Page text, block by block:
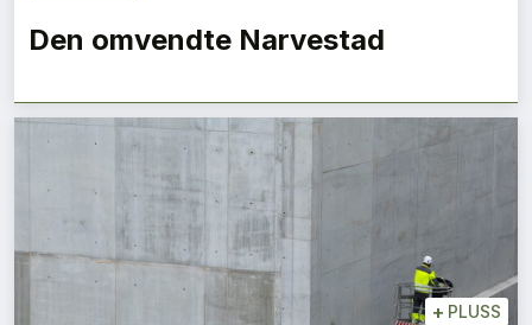
Den omvendte Narvestad
+ PLUSS